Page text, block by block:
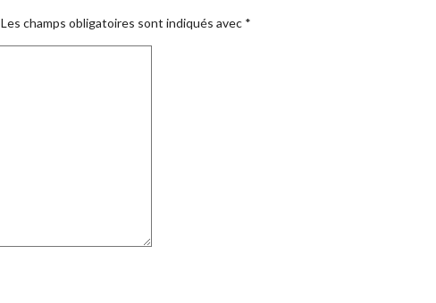
Les champs obligatoires sont indiqués avec *